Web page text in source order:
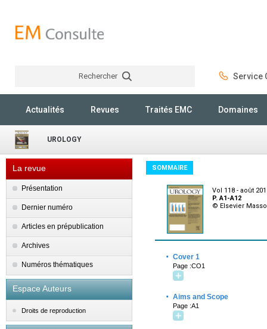
Rechercher Service
Actualités Revues Traités EMC Domaines
UROLOGY
La revue
Présentation
Dernier numéro
Articles en prépublication
Archives
Numéros thématiques
Espace Auteurs
Droits de reproduction
SOMMAIRE
Vol 118 - août
P. A1-A12
© Elsevier
· Cover 1
Page :CO1
· Aims and Scope
Page :A1